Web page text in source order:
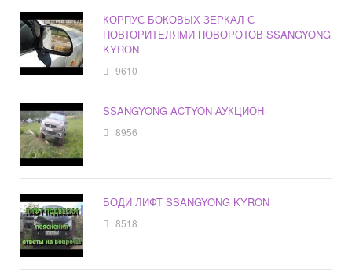
КОРПУС БОКОВЫХ ЗЕРКАЛ С
ПОВТОРИТЕЛЯМИ ПОВОРОТОВ SSANGYONG
KYRON
9610
SSANGYONG ACTYON АУКЦИОН
8956
БОДИ ЛИФТ SSANGYONG KYRON
8518